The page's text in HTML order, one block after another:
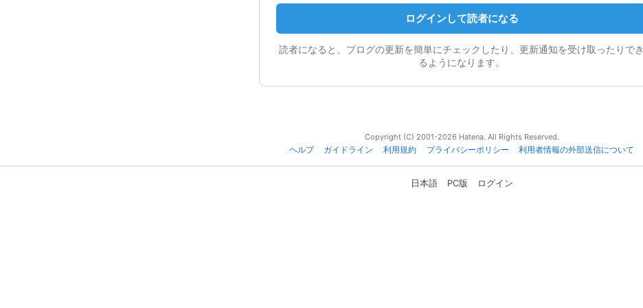
ログインして読者になる
読者になると、ブログの更新を簡単にチェックしたり、更新通知を受け取ったりでき
るようになります。
Copyright (C) 2001-2026 Hatena. All Rights Reserved.
ヘルプ
ガイドライン 利用規約 プライバシーポリシー 利用者情報の外部送信について
日本語 PC版 ログイン